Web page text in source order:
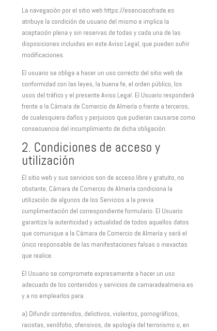
La navegación por el sitio web https://esenciacofrade.es
atribuye la condición de usuario del mismo e implica la
aceptación plena y sin reservas de todas y cada una de las
disposiciones incluidas en este Aviso Legal, que pueden sufrir
modificaciones.
El usuario se obliga a hacer un uso correcto del sitio web de
conformidad con las leyes, la buena fe, el orden público, los
usos del tráfico y el presente Aviso Legal. El Usuario responderá
frente a la Cámara de Comercio de Almería o frente a terceros,
de cualesquiera daños y perjuicios que pudieran causarse como
consecuencia del incumplimiento de dicha obligación.
2. Condiciones de acceso y
utilización
El sitio web y sus servicios son de acceso libre y gratuito, no
obstante, Cámara de Comercio de Almería condiciona la
utilización de algunos de los Servicios a la previa
cumplimentación del correspondiente formulario. El Usuario
garantiza la autenticidad y actualidad de todos aquellos datos
que comunique a la Cámara de Comercio de Almería y será el
único responsable de las manifestaciones falsas o inexactas
que realice.
El Usuario se compromete expresamente a hacer un uso
adecuado de los contenidos y servicios de camaradealmeria.es
y a no emplearlos para:
a) Difundir contenidos, delictivos, violentos, pornográficos,
racistas, xenófobo, ofensivos, de apología del terrorismo o, en